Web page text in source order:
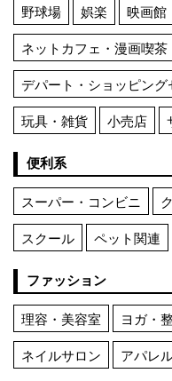
野球場 娯楽 映画館
ネットカフェ・漫画喫茶
デパート・ショッピング
玩具・雑貨
小売店
便利系
スーパー・コンビニ
スクール
ペット関連
ファッション
理容・美容室 ヨガ・
ネイルサロン
アパレ